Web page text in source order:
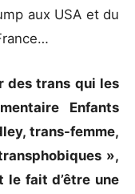
aux USA et du
des trans qui les
Enfants
trans-femme,
»,
le fait d’être une